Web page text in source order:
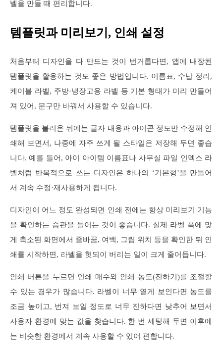
벨을 만들 때 편리합니다.
템플릿과 미리보기, 인쇄 설정
처음부터 디자인을 다 만드는 것이 번거롭다면, 앱에 내장된
템플릿을 활용하는 것도 좋은 방법입니다. 이름표, 수납 정리,
케이블 라벨, 주방·냉장고용 라벨 등 기본 형태가 미리 만들어
져 있어, 문구만 바꿔서 사용할 수 있습니다.
템플릿을 불러온 뒤에는 글자 내용과 아이콘 정도만 수정해 인
쇄해 보면서, 나중에 자주 쓰게 될 스타일은 저장해 두면 좋습
니다. 예를 들어, 아이 아이템 이름표나 사무실 파일 인덱스 라
벨처럼 반복적으로 쓰는 디자인은 하나의 ‘기본형’을 만들어
서 계속 수정·재사용하게 됩니다.
디자인이 어느 정도 완성되면 인쇄 전에는 항상 미리보기 기능
을 확인하는 습관을 들이는 것이 좋습니다. 실제 라벨 폭에 맞
게 축소된 화면에서 줄바꿈, 여백, 그림 위치 등을 확인한 뒤 인
쇄를 시작하면, 라벨을 헛되이 버리는 일이 크게 줄어듭니다.
인쇄 버튼을 누르면 인쇄 매수와 인쇄 농도(진하기)를 조절할
수 있는 경우가 많습니다. 라벨이 너무 옅게 보인다면 농도를
조금 높이고, 번져 보일 정도로 너무 진하다면 낮추어 보면서
사용자 환경에 맞는 값을 찾습니다. 한 번 세팅해 두면 이후에
는 비슷한 환경에서 계속 사용할 수 있어 편합니다.